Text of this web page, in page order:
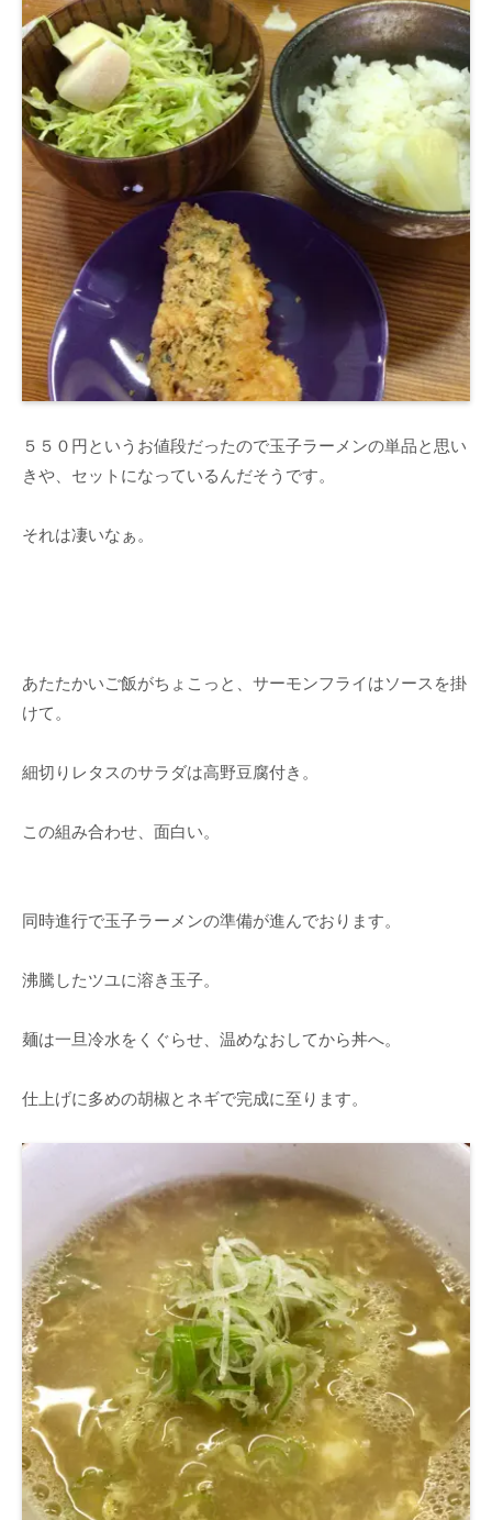
５５０円というお値段だったので玉子ラーメンの単品と思い
きや、セットになっているんだそうです。
それは凄いなぁ。
あたたかいご飯がちょこっと、サーモンフライはソースを掛
けて。
細切りレタスのサラダは高野豆腐付き。
この組み合わせ、面白い。
同時進行で玉子ラーメンの準備が進んでおります。
沸騰したツユに溶き玉子。
麺は一旦冷水をくぐらせ、温めなおしてから丼へ。
仕上げに多めの胡椒とネギで完成に至ります。